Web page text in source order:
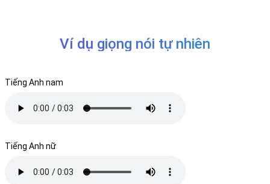
Ví dụ giọng nói tự nhiên
Tiếng Anh nam
Tiếng Anh nữ